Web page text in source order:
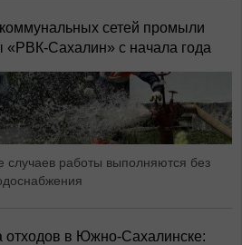
сетей промыли
«РВК‑Сахалин» с начала года
случаев работы выполняются без
отходов в Южно-Сахалинске: